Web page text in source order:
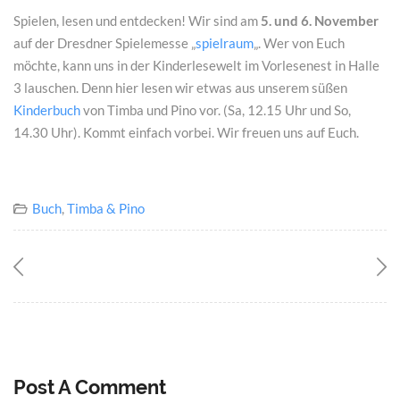
Spielen, lesen und entdecken! Wir sind am 5. und 6. November
auf der Dresdner Spielemesse „spielraum„. Wer von Euch
möchte, kann uns in der Kinderlesewelt im Vorlesenest in Halle
3 lauschen. Denn hier lesen wir etwas aus unserem süßen
Kinderbuchvon Timba und Pino vor. (Sa, 12.15 Uhr und So,
14.30 Uhr). Kommt einfach vorbei. Wir freuen uns auf Euch.
Buch,Timba & Pino
Post A Comment